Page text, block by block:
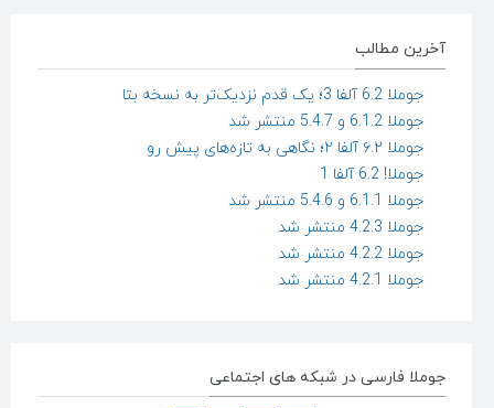
آخرین مطالب
جوملا 6.2 آلفا 3؛ یک قدم نزدیک‌تر به نسخه بتا
جوملا 6.1.2 و 5.4.7 منتشر شد
جوملا ۶.۲ آلفا ۲؛ نگاهی به تازه‌های پیش رو
جوملا! 6.2 آلفا 1
جوملا 6.1.1 و 5.4.6 منتشر شد
جوملا 4.2.3 منتشر شد
جوملا 4.2.2 منتشر شد
جوملا 4.2.1 منتشر شد
جوملا فارسی در شبکه های اجتماعی